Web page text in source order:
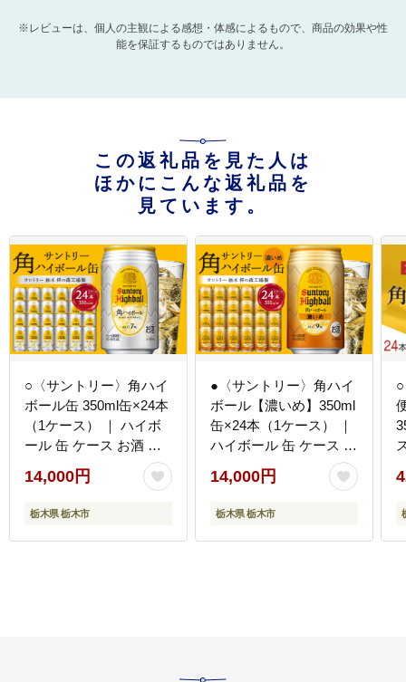
※レビューは、個人の主観による感想・体感によるもので、商品の効果や性
能を保証するものではありません。
この返礼品を見た人は
ほかにこんな返礼品を
見ています。
○〈サントリー〉角ハイ
ボール缶 350ml缶×24本
（1ケース） ｜ ハイボ
ール 缶 ケース お酒 お
取り寄せ ウイスキー ウ
ィスキー SUNTORY サ
ントリー 角瓶 酒 さけ
木市
14,000円
栃木県 栃木市
●〈サントリー〉角ハイ
ボール【濃いめ】350ml
缶×24本（1ケース） ｜
ハイボール 缶 ケース お
酒 お取り寄せ ウイスキ
ー ウィスキー
SUNTORY サントリー
価 おすすめ 栃木市
14,000円
栃木県 栃木市